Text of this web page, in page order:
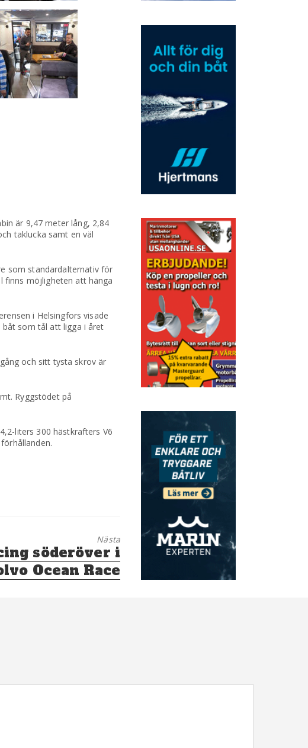
är 9,47 meter lång, 2,84
taklucka samt en väl
som standardalternativ för
finns möjligheten att hänga
i Helsingfors visade
som tål att ligga i året
och sitt tysta skrov är
Ryggstödet på
liters 300 hästkrafters V6
Nästa
söderöver i
Ocean Race